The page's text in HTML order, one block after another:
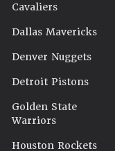
Cavaliers
Dallas Mavericks
Denver Nuggets
Detroit Pistons
Golden State
Warriors
Houston Rockets